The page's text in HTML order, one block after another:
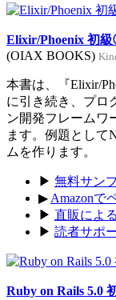
Elixir/Phoenix 初
(OIAX BOOKS)
本書は、『Elixir/
に引き続き、プロ
ン開発フレームワ
ます。例題として
ムを作ります。
▶ 無料サン
▶ Amazonで
▶ 直販によ
▶ 読者サポ
Ruby on Rails 5.0